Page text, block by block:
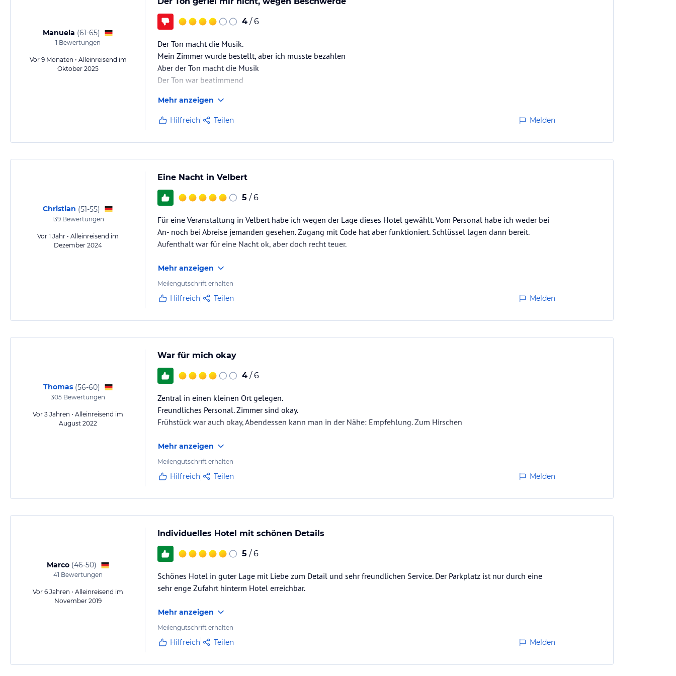
Manuela (61-65)
1 Bewertungen
Vor 9 Monaten • Alleinreisend im
Oktober 2025
4 / 6
Der Ton macht die Musik.
Mein Zimmer wurde bestellt, aber ich musste bezahlen
Aber der Ton macht die Musik
Der Ton war beatimmend
Mehr anzeigen
Hilfreich Teilen Melden
Christian (51-55)
139 Bewertungen
Vor 1 Jahr • Alleinreisend im
Dezember 2024
Eine Nacht in Velbert
5 / 6
Für eine Veranstaltung in Velbert habe ich wegen der Lage dieses Hotel gewählt. Vom Personal habe ich weder bei
An- noch bei Abreise jemanden gesehen. Zugang mit Code hat aber funktioniert. Schlüssel lagen dann bereit.
Aufenthalt war für eine Nacht ok, aber doch recht teuer.
Mehr anzeigen
Meilengutschrift erhalten
Hilfreich Teilen Melden
Thomas (56-60)
305 Bewertungen
Vor 3 Jahren • Alleinreisend im
August 2022
War für mich okay
4 / 6
Zentral in einen kleinen Ort gelegen.
Freundliches Personal. Zimmer sind okay.
Frühstück war auch okay, Abendessen kann man in der Nähe: Empfehlung. Zum Hirschen
Mehr anzeigen
Meilengutschrift erhalten
Hilfreich Teilen Melden
Marco (46-50)
41 Bewertungen
Vor 6 Jahren • Alleinreisend im
November 2019
Individuelles Hotel mit schönen Details
5 / 6
Schönes Hotel in guter Lage mit Liebe zum Detail und sehr freundlichen Service. Der Parkplatz ist nur durch eine
sehr enge Zufahrt hinterm Hotel erreichbar.
Mehr anzeigen
Meilengutschrift erhalten
Hilfreich Teilen Melden